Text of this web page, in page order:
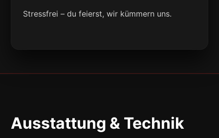
Stressfrei – du feierst, wir kümmern uns.
Ausstattung & Technik